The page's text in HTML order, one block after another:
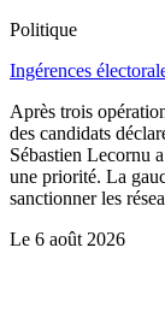
Politique
Ingérences
Après trois
des candidats
Sébastien Lecornu
une priorité. La
sanctionner les
Le 6 août 2026